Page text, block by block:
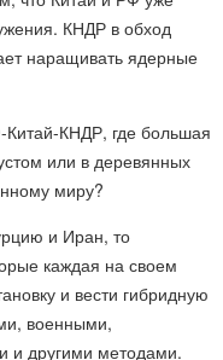
КНДР в обход
наращивать ядерные
Китай-КНДР, где большая
или в деревянных
миру?
и Иран, то
каждая на своем
и вести гибридную
военными,
и другими методами.